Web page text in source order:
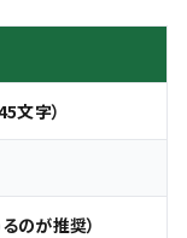
文字）
のが推奨）